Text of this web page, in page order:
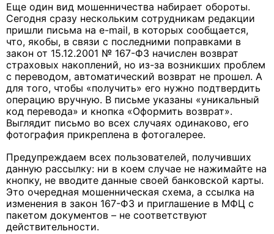
Еще один вид мошенничества набирает обороты.
Сегодня сразу нескольким сотрудникам редакции
пришли письма на e-mail, в которых сообщается,
что, якобы, в связи с последними поправками в
закон от 15.12.2001 № 167-ФЗ начислен возврат
страховых накоплений, но из-за возникших проблем
с переводом, автоматический возврат не прошел. А
для того, чтобы «получить» его нужно подтвердить
операцию вручную. В письме указаны «уникальный
код перевода» и кнопка «Оформить возврат».
Выглядит письмо во всех случаях одинаково, его
фотография прикреплена в фотогалерее.
Предупреждаем всех пользователей, получивших
данную рассылку: ни в коем случае не нажимайте на
кнопку, не вводите данные своей банковской карты.
Это очередная мошенническая схема, а ссылка на
изменения в закон 167-ФЗ и приглашение в МФЦ с
пакетом документов – не соответствуют
действительности.